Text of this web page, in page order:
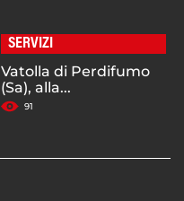
SERVIZI
Vatolla di Perdifumo
(Sa), alla...
91